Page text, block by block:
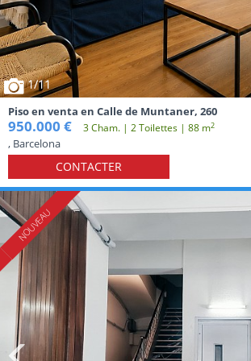
1/11
Piso en venta en Calle de Muntaner, 260
950.000 € 3 Cham. | 2 Toilettes | 88 m2
, Barcelona
CONTACTER